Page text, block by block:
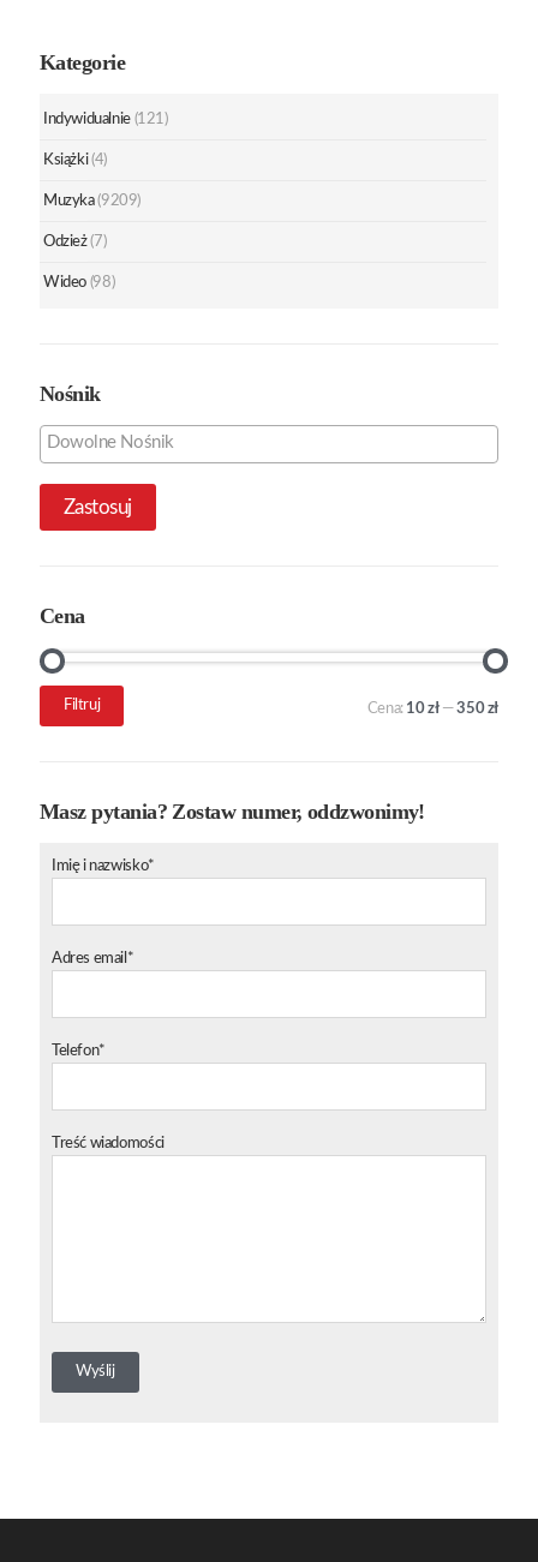
Kategorie
Indywidualnie (121)
Książki (4)
Muzyka (9209)
Odzież (7)
Wideo (98)
Nośnik
Zastosuj
Cena
Cena
Cena
Filtruj Cena: 10 zł—350 zł
Masz pytania? Zostaw numer, oddzwonimy!
Imię i nazwisko*
Adres email*
Telefon*
Treść wiadomości